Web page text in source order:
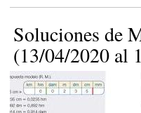
Soluciones de
(13/04/2020 al